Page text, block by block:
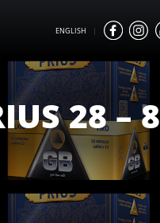
ENGLISH |
28 – 8